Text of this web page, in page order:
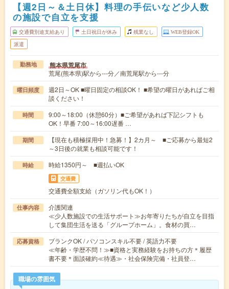
【週2日～＆土日休】料理の手伝いなど少人数
の施設で自立を支援
交通費別途支給あり 土日祝日が休み 残業なし WEB登録OK
派遣
勤務地 熊本県荒尾市
荒尾(熊本県)駅から---分／南荒尾駅から---分
曜日頻度
週2日～OK ■曜日固定の相談OK！ ■希望の曜日があればご相
談ください！
時間
9:00～18:00（休憩60分）■ご希望があれば下記シフトも
OK！早番 7:00～16:00遅番 …
期間
【現在も積極採用中！急募！】2カ月～ ■ご応募から最短2
～3日後の就業も相談可能です！
時給 時給1350円～ ■週払いOK
交通費
交通費全額支給（ガソリン代もOK！）
仕事内容
介護関連
≪少人数施設での生活サポート≫お年寄りたちが自立を目指
して集団生活を送る「グループホーム」。食材の買…
応募資格
ブランクOK / パソコンスキル不要 / 英語力不要
≪年齢・学歴不問！≫■資格と実務経験をお持ちの方＊履歴
書不要＊面談確約≪待遇≫・社会保険完備・社員登…
職場の雰囲気